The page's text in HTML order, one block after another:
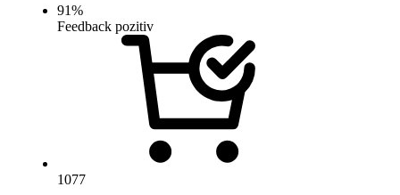
91%
Feedback pozitiv
1077